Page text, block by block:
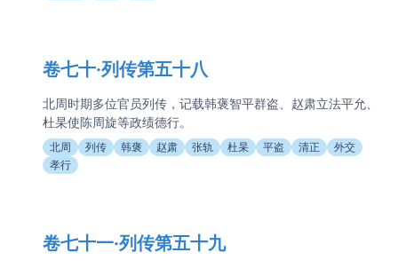
卷七十·列传第五十八
北周时期多位官员列传，记载韩褒智平群盗、赵肃立法平允、
杜杲使陈周旋等政绩德行。
北周 列传 韩褒 赵肃 张轨 杜杲 平盗 清正
外交
孝行
卷七十一·列传第五十九